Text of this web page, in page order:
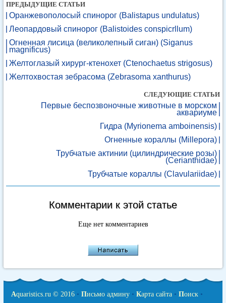
ПРЕДЫДУЩИЕ СТАТЬИ
Оранжевополосый спинорог (Balistapus undulatus)
Леопардовый спинорог (Balistoides conspicrllum)
Огненная лисица (великолепный сиган) (Siganus
magnificus)
Желтоглазый хирург-ктенохет (Ctenochaetus strigosus)
Желтохвостая зебрасома (Zebrasoma xanthurus)
СЛЕДУЮЩИЕ СТАТЬИ
Первые беспозвоночные животные в морском
аквариуме
Гидра (Myrionema amboinensis)
Огненные кораллы (Millepora)
Трубчатые актинии (цилиндрические розы)
(Cerianthidae)
Трубчатые кораллы (Clavulariidae)
Комментарии к этой статье
Еще нет комментариев
Aquaristics.ru © 2016 • Письмо админу • Карта сайта • Поиск •